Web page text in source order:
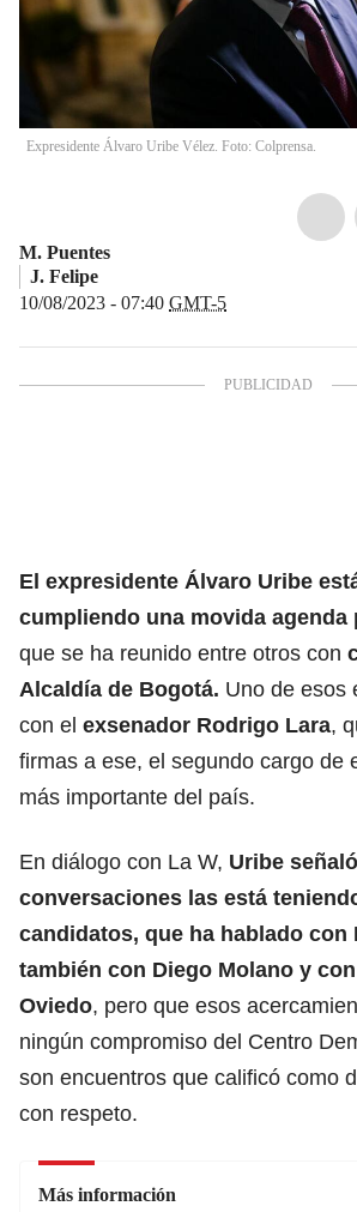
Expresidente Álvaro Uribe Vélez. Foto: Colprensa.
M. Puentes
J. Felipe
10/08/2023 - 07:40 GMT-5
El expresidente Álvaro Uribe
cumpliendo una movida agenda
que se ha reunido entre otros con
Alcaldía de Bogotá. Uno de esos
con el exsenador Rodrigo Lara,
firmas a ese, el segundo cargo de
más importante del país.
En diálogo con La W, Uribe
conversaciones las está
candidatos, que ha hablado con
también con Diego Molano y
Oviedo, pero que esos
ningún compromiso del Centro
son encuentros que calificó como
con respeto.
Más información